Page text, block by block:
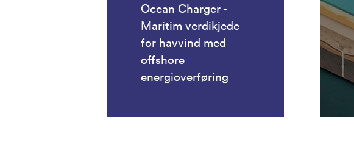
Ocean Charger -
Maritim verdikjede
for havvind med
offshore
energioverføring